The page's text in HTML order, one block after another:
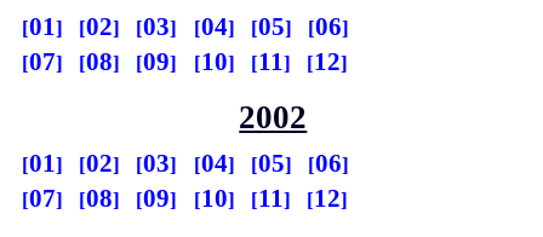
01 02 03 04 05
06
07
08 09 10 11 12
2002
01 02 03 04 05
06
07
08 09 10 11 12